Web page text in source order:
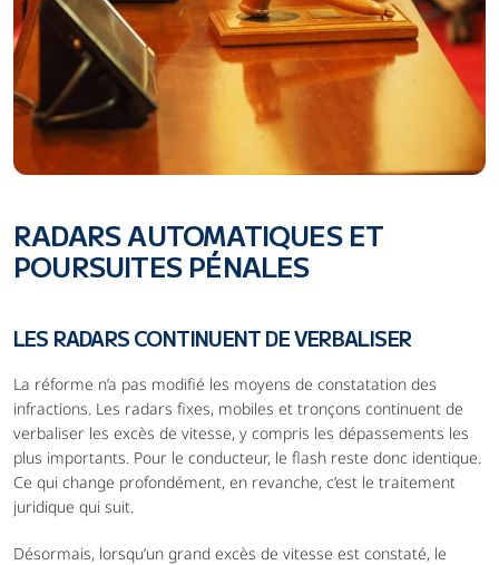
RADARS AUTOMATIQUES ET
POURSUITES PÉNALES
LES RADARS CONTINUENT DE VERBALISER
La réforme n’a pas modifié les moyens de constatation des
infractions. Les radars fixes, mobiles et tronçons continuent de
verbaliser les excès de vitesse, y compris les dépassements les
plus importants. Pour le conducteur, le flash reste donc identique.
Ce qui change profondément, en revanche, c’est le traitement
juridique qui suit.
Désormais, lorsqu’un grand excès de vitesse est constaté, le